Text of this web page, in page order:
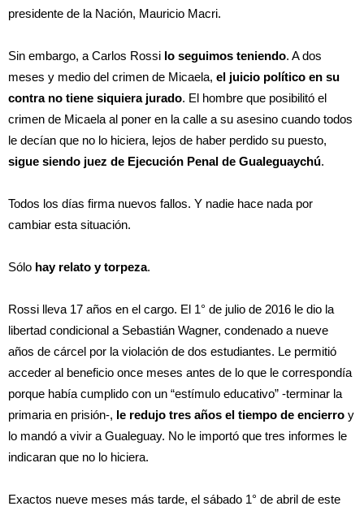
presidente de la Nación, Mauricio Macri.
Sin embargo, a Carlos Rossi lo seguimos teniendo. A dos
meses y medio del crimen de Micaela, el juicio político en su
contra no tiene siquiera jurado. El hombre que posibilitó el
crimen de Micaela al poner en la calle a su asesino cuando todos
le decían que no lo hiciera, lejos de haber perdido su puesto,
sigue siendo juez de Ejecución Penal de Gualeguaychú.
Todos los días firma nuevos fallos. Y nadie hace nada por
cambiar esta situación.
Sólo hay relato y torpeza.
Rossi lleva 17 años en el cargo. El 1° de julio de 2016 le dio la
libertad condicional a Sebastián Wagner, condenado a nueve
años de cárcel por la violación de dos estudiantes. Le permitió
acceder al beneficio once meses antes de lo que le correspondía
porque había cumplido con un “estímulo educativo” -terminar la
primaria en prisión-, le redujo tres años el tiempo de encierro y
lo mandó a vivir a Gualeguay. No le importó que tres informes le
indicaran que no lo hiciera.
Exactos nueve meses más tarde, el sábado 1° de abril de este